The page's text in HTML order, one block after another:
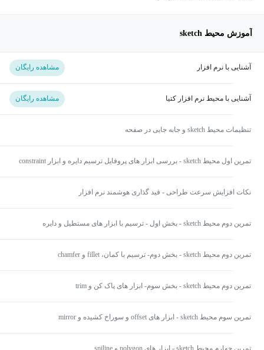
آموزش محیط sketch
آشنایی با نرم افزار مشاهده رایگان
آشنایی با محیط نرم افزار کتیا مشاهده رایگان
تنظیمات محیط sketch و جابه جایی در صفحه
تمرین اول محیط sketch - بررسی ابزار های پروفایل ترسیم دایره و ابزار constraint
نکات افزایش سرعت طراحی - قید گذاری هوشمند نرم افزار
تمرین دوم محیط sketch - بخش اول - ترسیم با ابزار های مستطیل و دایره
تمرین دوم محیط sketch - بخش دوم- ترسیم با کمان، fillet و chamfer
تمرین دوم محیط sketch - بخش سوم- ابزار های پاک کن و trim
تمرین سوم محیط sketch - ابزار های offset و سوراخ کشیده و mirror
تمرین چهارم محیط sketch - ابزار های polygon و spiline